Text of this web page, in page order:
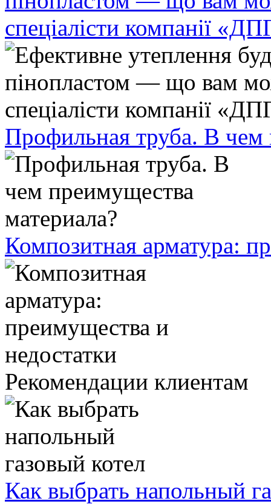
спеціалісти компанії
Профильная труба. В чем
Композитная арматура:
Рекомендации клиентам
Как выбрать напольный